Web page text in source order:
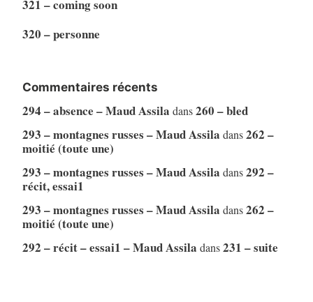
321 – coming soon
320 – personne
Commentaires récents
294 – absence – Maud Assila dans260 – bled
293 – montagnes russes – Maud Assila dans262 –
moitié (toute une)
293 – montagnes russes – Maud Assila dans292 –
récit, essai1
293 – montagnes russes – Maud Assila dans262 –
moitié (toute une)
292 – récit – essai1 – Maud Assila dans231 – suite